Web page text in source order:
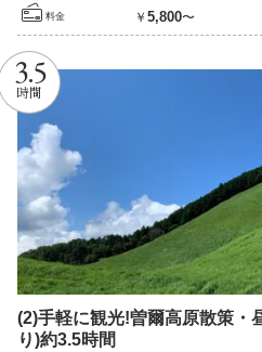
料金 ￥ 5,800〜
3.5
時間
(2)手軽に観光!曽爾高原散策・
り)約3.5時間